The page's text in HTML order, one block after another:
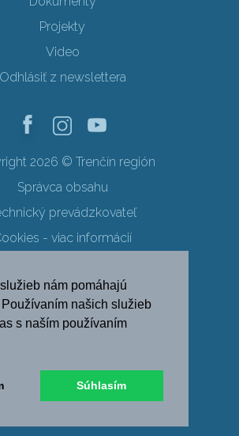
nám pomáhajú
našich služieb
s naším používaním
Súhlasím
Projekty
Video
Odhlásiť z newslettera
2026 © Trenčín región
Správca obsahu
prevádzkovateľ
- viac informácií
osobných údajov
SK EN DE
PL